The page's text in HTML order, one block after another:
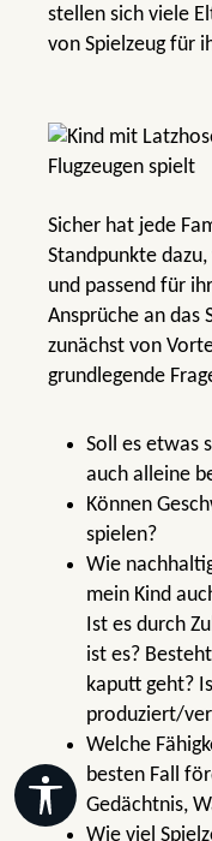
stellen sich viele
von Spielzeug für
Sicher hat jede
Standpunkte
und passend für
Ansprüche an das
zunächst von
grundlegende
Soll es etwas
auch alleine
Können
spielen?
Wie
mein Kind
Ist es durch
ist es?
kaputt geht?
produziert/
Welche
besten Fall
Gedächtnis,
Wie viel
Werkzeugleiste